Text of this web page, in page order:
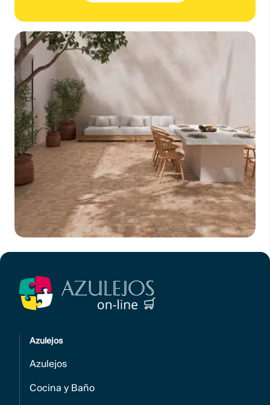
Azulejos
Azulejos
Cocina y Baño